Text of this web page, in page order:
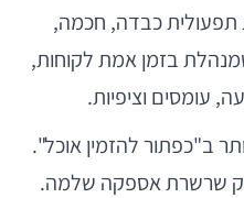
כבדה, חכמה,
בזמן אמת לקוחות,
עומסים וציפיות.
ב"כפתור להזמין אוכל".
שרשרת אספקה שלמה.